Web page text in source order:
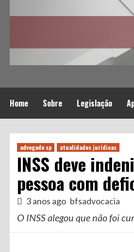
Home Sobre Legislação
advogado sp atualidades jurídicas
INSS deve
pessoa com
3 anos ago bfsadvocacia
O INSS alegou que não foi